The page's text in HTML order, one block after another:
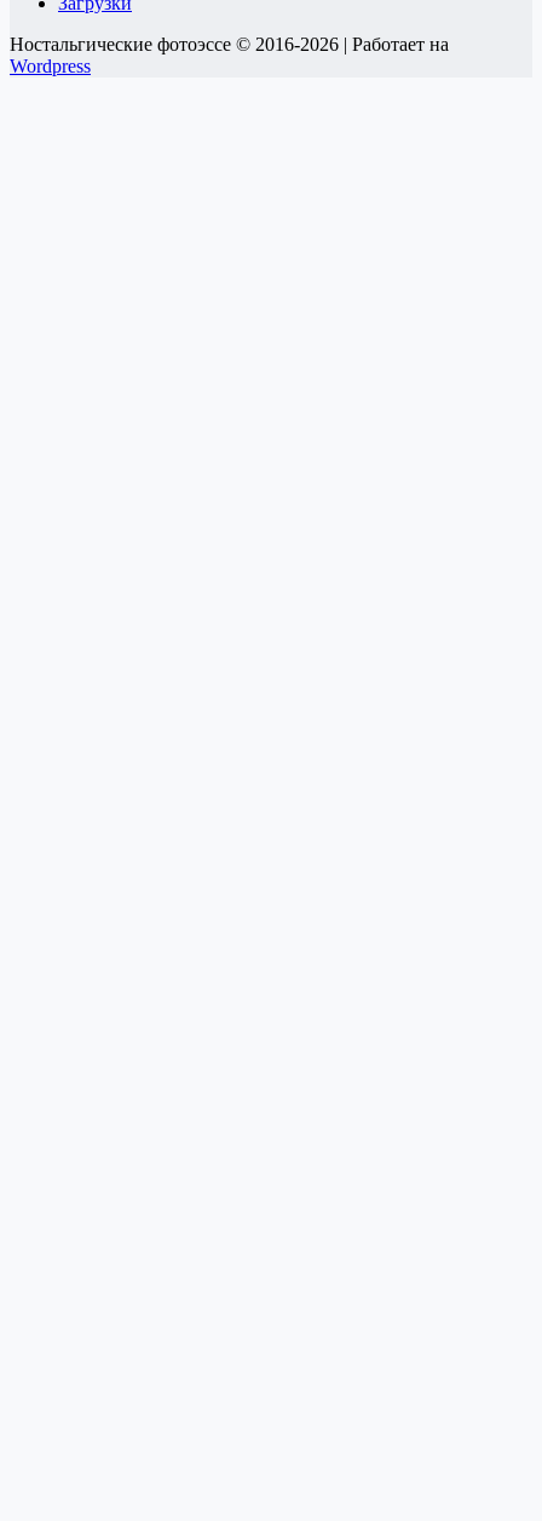
Ностальгические фотоэссе © 2016-2026 | Работает на
Wordpress